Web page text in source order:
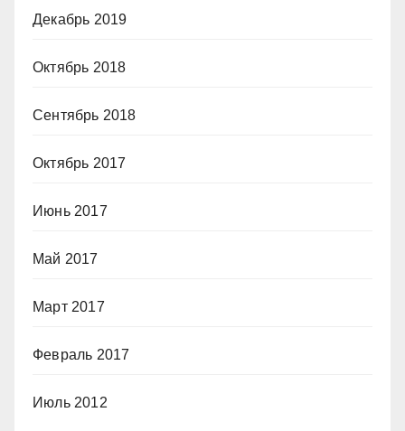
Декабрь 2019
Октябрь 2018
Сентябрь 2018
Октябрь 2017
Июнь 2017
Май 2017
Март 2017
Февраль 2017
Июль 2012